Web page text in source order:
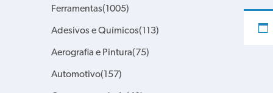
Ferramentas(1005)
Adesivos e Químicos(113)
Aerografia e Pintura(75)
Automotivo(157)